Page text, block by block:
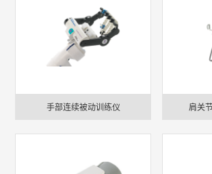
手部连续被动训练仪 肩关